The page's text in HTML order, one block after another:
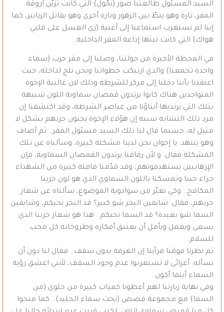
السيد المسئول طالعتنا صور (نحّول) التي كانت تزيّن أروقة
المقر، تارة وهو ينطّ بين الزهور وتارة أخرى وهو يقاتل الزنابير، كما
إننا لم نستغرب استماعنا إلى أغنية (زي العسل على قلبي
هواك) التي كانت تبثها إذاعة المقر الداخلية..
في المحطة الأخيرة من جولتنا، وصلنا إلى مقر حزب (سماء
واحدة تجمعنا) والذي ارتبكت خطواتنا ونحن نلج لداخله، حيث
اعتقدنا بأننا دخلنا إلى مركز للشرطة وذلك لان غالبية الإخوة
المتواجدين هناك كانوا يرتدون قمصان سماوية اللون شبيهة
بتلك التي يرتديها أبناؤنا من عناصر الشرطة، وقد اكتشفنا إن
مرد ذلك التشابه سببه إن هؤلاء الإخوة يحبون حزبهم بشكل لا
مثيل له، حسبما قال لنا ذلك السيد مسئول المقر.. ثم أضاف
وهو يتنهد: يا إخوان نحن لدينا مشكلة كبيرة، وسألناه عن تلك
المشكلة فقال: و لأن رفاقنا يرتدون القمصان السماوية، فإن
الإرهابيين يستهدفونهم، وقد قدّمنا قافلة كبيرة من الشهداء
جراء حبنا وتمسكنا باللون السماوي الذي هو لون حزبنا
المكافح.. وكي نغيّر من سوادوية الموضوع، سألناه عن شعار
حزبهم، فقال: شايفين البحر شو كبير؟ قد البحر نحبكم، وشايفين
السما شو بعيدة؟ قد السما نحبكم.. هذا هو شعار حزبنا الذي
يسعى ويعمل ويأمل أن يعتنق أفكاره وطروحاته كل محب
للسلام..
ثم نظرنا فوقنا فرأينا إن الغرفة بدون سقف.. فقال لنا دون أن
نسأله: أعزائي لا تستغربوا عدم وجود السقف، لأنني اعشق رؤية
السماء أينما أكون..
وفي نهاية زيارتنا لهم أعطونا كميات كبيرة من حلوى (من
السما) مع مجموعة قصص (تحت سماء الجليد).. كما منحوا